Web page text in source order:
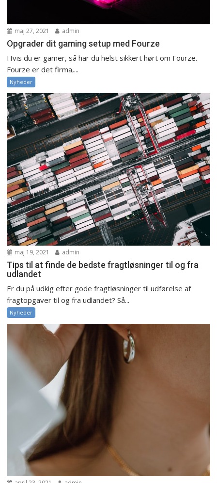
maj 27, 2021 admin
Opgrader dit gaming setup med Fourze
Hvis du er gamer, så har du helst sikkert hørt om Fourze.
Fourze er det firma,...
Nyheder
maj 19, 2021 admin
Tips til at finde de bedste fragtløsninger til og fra
udlandet
Er du på udkig efter gode fragtløsninger til udførelse af
fragtopgaver til og fra udlandet? Så...
Nyheder